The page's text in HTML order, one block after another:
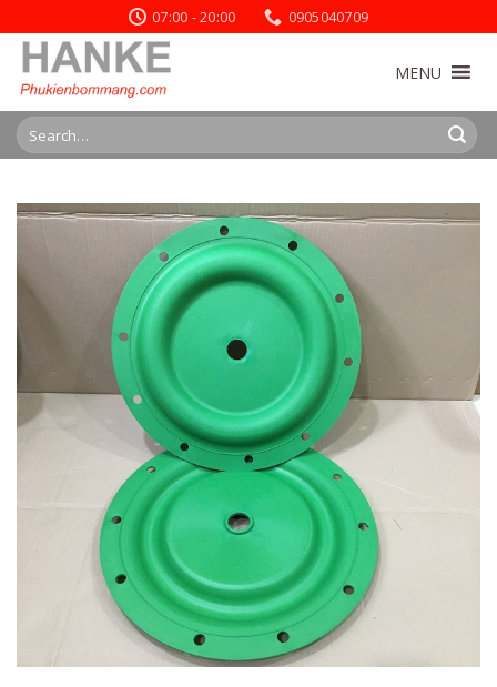
to
content
07:00 - 20:00 0905040709
MENU
Search
for: